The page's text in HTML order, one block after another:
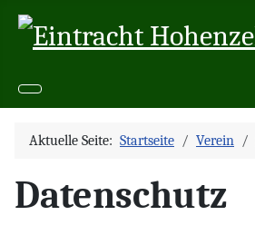
Aktuelle Seite: Startseite Verein
Datenschutz